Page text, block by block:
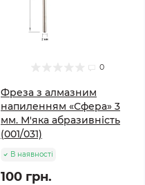
0
Фреза з алмазним
напиленням «Сфера» 3
мм. М'яка абразивність
(001/031)
В наявності
100 грн.